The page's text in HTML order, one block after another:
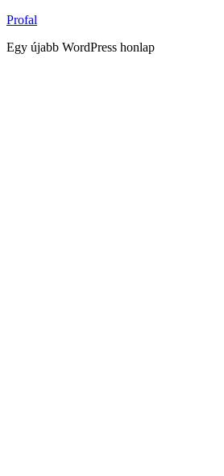
Tartalomhoz
Profal
Egy újabb WordPress honlap